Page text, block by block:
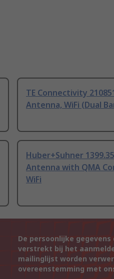
TE Connectivity
Antenna, WiFi (Dual
Huber+Suhner
Antenna with QMA
WiFi
De persoonlijke gegevens
verstrekt bij het
mailinglijst worden
overeenstemming met